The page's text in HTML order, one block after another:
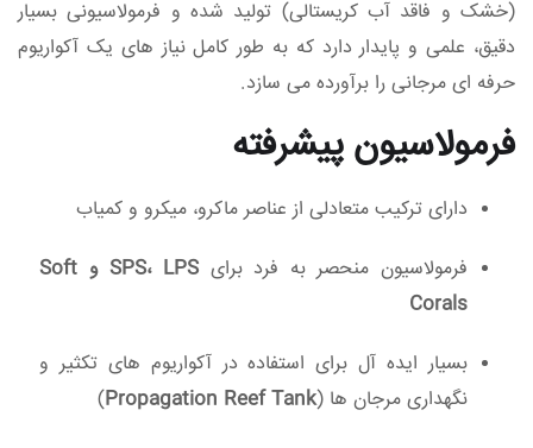
(خشک و فاقد آب کریستالی) تولید شده و فرمولاسیونی بسیار
دقیق، علمی و پایدار دارد که به طور کامل نیاز های یک آکواریوم
حرفه‌ ای مرجانی را برآورده می‌ سازد.
فرمولاسیون پیشرفته
دارای ترکیب متعادلی از عناصر ماکرو، میکرو و کمیاب
فرمولاسیون منحصر به فرد برای
SPS، LPS و Soft
Corals
بسیار ایده‌ آل برای استفاده در آکواریوم‌ های تکثیر و
نگهداری مرجان‌ ها (Propagation Reef Tank
)